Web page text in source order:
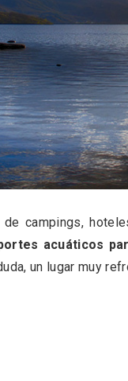
campings,
acuáticos
un lugar muy
El árbol de